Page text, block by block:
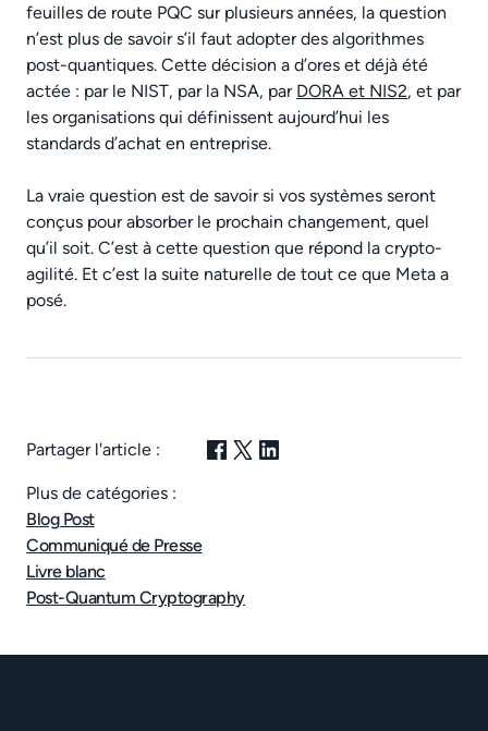
feuilles de route PQC sur plusieurs années, la question
n’est plus de savoir s’il faut adopter des algorithmes
post-quantiques. Cette décision a d’ores et déjà été
actée : par le NIST, par la NSA, par DORA et NIS2, et par
les organisations qui définissent aujourd’hui les
standards d’achat en entreprise.
La vraie question est de savoir si vos systèmes seront
conçus pour absorber le prochain changement, quel
qu’il soit. C’est à cette question que répond la crypto-
agilité. Et c’est la suite naturelle de tout ce que Meta a
posé.
Partager l'article :
Plus de catégories :
Blog Post
Communiqué de Presse
Livre blanc
Post-Quantum Cryptography